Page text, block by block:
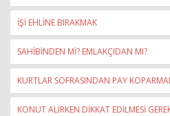
İŞİ EHLİNE BIRAKMAK
SAHİBİNDEN Mİ? EMLAKÇIDAN MI?
KURTLAR SOFRASINDAN PAY
KONUT ALIRKEN DİKKAT EDİLMESİ